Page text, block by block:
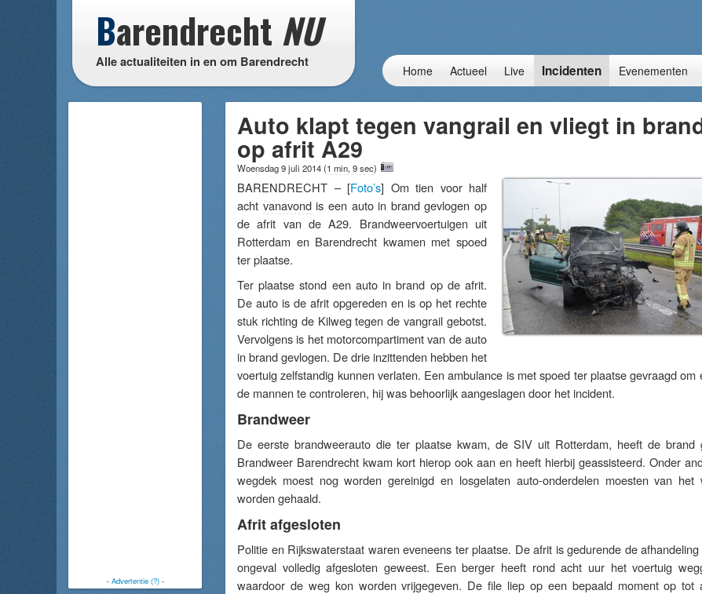
Barendrecht NU
Alle actualiteiten in en om Barendrecht
Home Actueel Live Incidenten Evenementen
- Advertentie (?)-
Auto klapt tegen vangrail en vliegt in
op afrit A29
Woensdag 9 juli 2014(1 min, 9 sec)
BARENDRECHT – [Foto’s] Om tien voor half
acht vanavondis een auto in brand gevlogen op
de afrit van de A29. Brandweervoertuigen uit
Rotterdam en Barendrecht kwamen met spoed
ter plaatse.
Ter plaatse stond een auto in brand op de afrit.
De auto is de afrit opgereden en is op het rechte
stuk richting de Kilweg tegen de vangrail gebotst.
Vervolgens is het motorcompartiment van de auto
in brand gevlogen. De drie inzittenden hebben het
voertuig zelfstandig kunnen verlaten. Een ambulance is met spoed ter plaatse gevraagd om
de mannen te controleren, hij was behoorlijk aangeslagen door het incident.
Brandweer
De eerste brandweerauto die ter plaatse kwam, de SIV uit Rotterdam, heeft de brand
Brandweer Barendrecht kwam kort hierop ook aan en heeft hierbij geassisteerd. Onder
wegdek moest nog worden gereinigd en losgelaten auto-onderdelen moesten van het
worden gehaald.
Afrit afgesloten
Politie en Rijkswaterstaat waren eveneens ter plaatse. De afrit is gedurende de
ongeval volledig afgesloten geweest. Een berger heeft rond acht uur het voertuig
waardoor de weg kon worden vrijgegeven. De file liep op een bepaald moment op tot